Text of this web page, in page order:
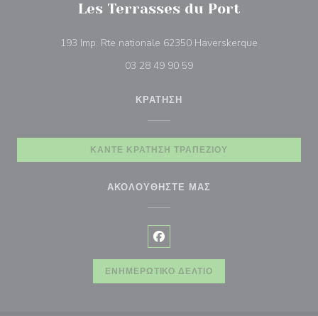
Les Terrasses du Port
193 Imp. Rte nationale 62350 Haverskerque
03 28 49 90 59
ΚΡΆΤΗΣΗ
ΚΆΝΤΕ ΚΡΆΤΗΣΗ ΤΡΑΠΕΖΙΟΎ
ΑΚΟΛΟΥΘΉΣΤΕ ΜΑΣ
Facebook ((ανοίγει σε νέο
ΕΝΗΜΕΡΩΤΙΚΌ ΔΕΛΤΊΟ